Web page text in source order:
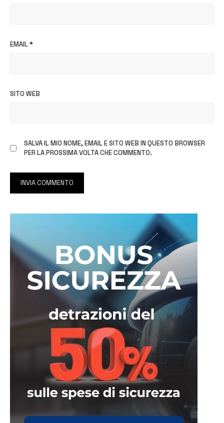
EMAIL*
SITO WEB
SALVA IL MIO NOME, EMAIL E SITO WEB IN QUESTO BROWSER
PER LA PROSSIMA VOLTA CHE COMMENTO.